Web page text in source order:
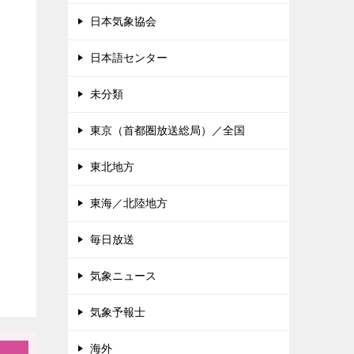
日本気象協会
日本語センター
未分類
東京（首都圏放送総局）／全国
東北地方
東海／北陸地方
毎日放送
気象ニュース
気象予報士
海外